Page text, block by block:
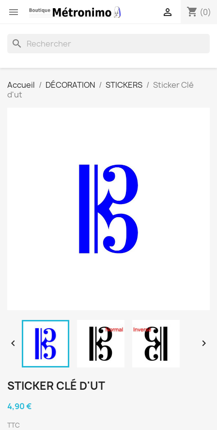
 shopping_cart (0)

search
Accueil DÉCORATION STICKERS
Sticker Clé
d'ut
 
STICKER CLÉ D'UT
4,90 €
TTC